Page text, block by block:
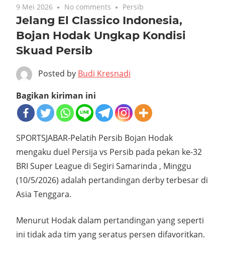
9 Mei 2026 No comments Persib
Jelang El Classico Indonesia,
Bojan Hodak Ungkap Kondisi
Skuad Persib
Posted by Budi Kresnadi
Bagikan kiriman ini
SPORTSJABAR-Pelatih Persib Bojan Hodak
mengaku duel Persija vs Persib pada pekan ke-32
BRI Super League di Segiri Samarinda , Minggu
(10/5/2026) adalah pertandingan derby terbesar di
Asia Tenggara.
Menurut Hodak dalam pertandingan yang seperti
ini tidak ada tim yang seratus persen difavoritkan.